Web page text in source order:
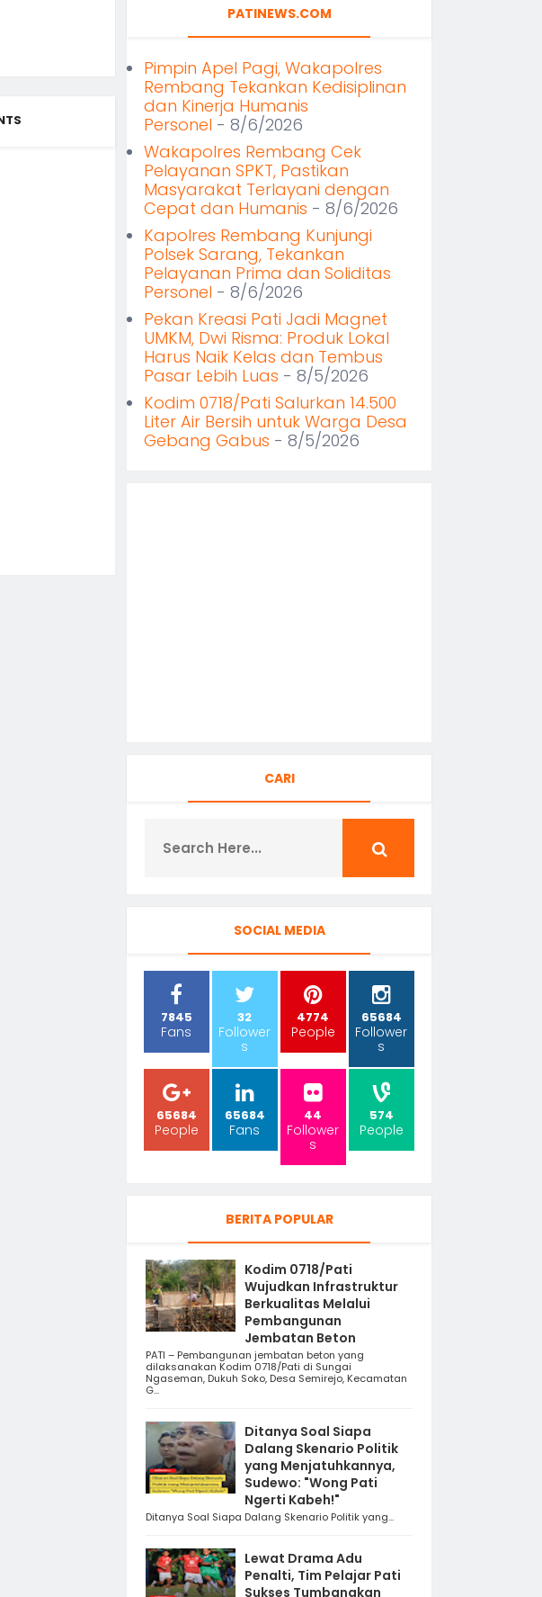
PATINEWS.COM
Pimpin Apel Pagi, Wakapolres
Rembang Tekankan Kedisiplinan
dan Kinerja Humanis
Personel - 8/6/2026
Wakapolres Rembang Cek
Pelayanan SPKT, Pastikan
Masyarakat Terlayani dengan
Cepat dan Humanis - 8/6/2026
Kapolres Rembang Kunjungi
Polsek Sarang, Tekankan
Pelayanan Prima dan Soliditas
Personel - 8/6/2026
Pekan Kreasi Pati Jadi Magnet
UMKM, Dwi Risma: Produk Lokal
Harus Naik Kelas dan Tembus
Pasar Lebih Luas - 8/5/2026
Kodim 0718/Pati Salurkan 14.500
Liter Air Bersih untuk Warga Desa
Gebang Gabus - 8/5/2026
CARI
SOCIAL MEDIA
7845
Fans
32
Follower
s
4774
People
65684
Follower
s
65684
People
65684
Fans
44
Follower
s
574
People
BERITA POPULAR
Kodim 0718/Pati
Wujudkan Infrastruktur
Berkualitas Melalui
Pembangunan
Jembatan Beton
PATI – Pembangunan jembatan beton yang
dilaksanakan Kodim 0718/Pati di Sungai
Ngaseman, Dukuh Soko, Desa Semirejo, Kecamatan
G...
Ditanya Soal Siapa
Dalang Skenario Politik
yang Menjatuhkannya,
Sudewo: "Wong Pati
Ngerti Kabeh!"
Ditanya Soal Siapa Dalang Skenario Politik yang...
Lewat Drama Adu
Penalti, Tim Pelajar Pati
Sukses Tumbangkan